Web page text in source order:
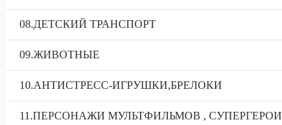
08.ДЕТСКИЙ ТРАНСПОРТ
09.ЖИВОТНЫЕ
10.АНТИСТРЕСС-ИГРУШКИ,БРЕЛОКИ
11.ПЕРСОНАЖИ МУЛЬТФИЛЬМОВ , СУПЕРГЕРОИ